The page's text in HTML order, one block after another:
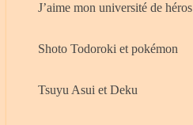
J’aime mon université de héros
Shoto Todoroki et pokémon
Tsuyu Asui et Deku